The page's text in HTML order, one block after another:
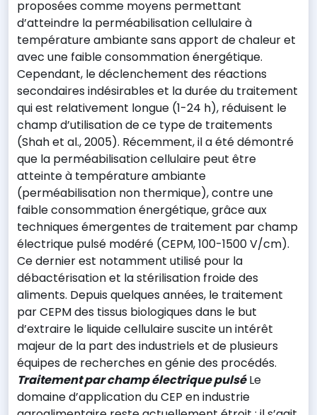
proposées comme moyens permettant
d’atteindre la perméabilisation cellulaire à
température ambiante sans apport de chaleur et
avec une faible consommation énergétique.
Cependant, le déclenchement des réactions
secondaires indésirables et la durée du traitement
qui est relativement longue (1-24 h), réduisent le
champ d’utilisation de ce type de traitements
(Shah et al., 2005). Récemment, il a été démontré
que la perméabilisation cellulaire peut être
atteinte à température ambiante
(perméabilisation non thermique), contre une
faible consommation énergétique, grâce aux
techniques émergentes de traitement par champ
électrique pulsé modéré (CEPM, 100-1500 V/cm).
Ce dernier est notamment utilisé pour la
débactérisation et la stérilisation froide des
aliments. Depuis quelques années, le traitement
par CEPM des tissus biologiques dans le but
d’extraire le liquide cellulaire suscite un intérêt
majeur de la part des industriels et de plusieurs
équipes de recherches en génie des procédés.
Traitement par champ électrique pulséLe
domaine d’application du CEP en industrie